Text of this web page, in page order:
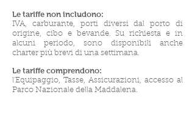
Le tariffe non includono:
IVA, carburante, porti diversi dal porto di
origine, cibo e bevande. Su richiesta e in
alcuni periodo, sono disponibili anche
charter più brevi di una settimana.
Le tariffe comprendono:
l'Equipaggio, Tasse, Assicurazioni, accesso al
Parco Nazionale della Maddalena.